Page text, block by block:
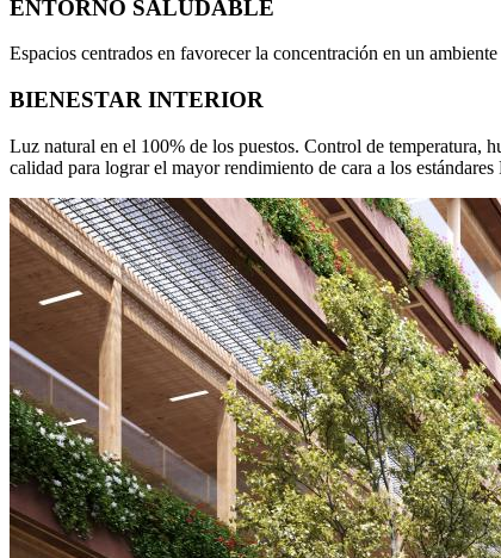
ENTORNO SALUDABLE
Espacios centrados en favorecer la concentración en un
BIENESTAR INTERIOR
Luz natural en el 100% de los puestos. Control de temperatura,
calidad para lograr el mayor rendimiento de cara a los